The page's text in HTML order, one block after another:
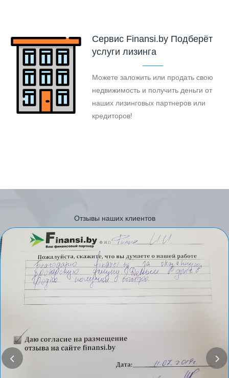
Cервис Finansi.by Подберёт
услуги лизинга
Можете заложить или продать свою
недвижимость и получить деньги от
наших лизинговых партнеров или
кредиторов!
Отзывы наших клиентов